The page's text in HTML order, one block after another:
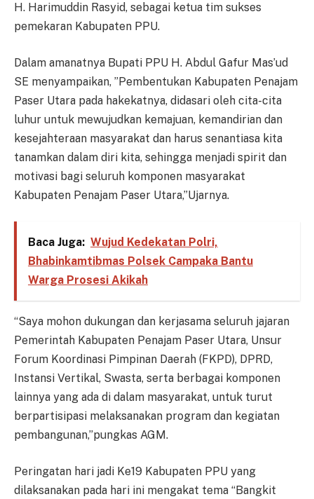
H. Harimuddin Rasyid, sebagai ketua tim sukses
pemekaran Kabupaten PPU.
Dalam amanatnya Bupati PPU H. Abdul Gafur Mas’ud
SE menyampaikan, ”Pembentukan Kabupaten Penajam
Paser Utara pada hakekatnya, didasari oleh cita-cita
luhur untuk mewujudkan kemajuan, kemandirian dan
kesejahteraan masyarakat dan harus senantiasa kita
tanamkan dalam diri kita, sehingga menjadi spirit dan
motivasi bagi seluruh komponen masyarakat
Kabupaten Penajam Paser Utara,”Ujarnya.
Baca Juga: Wujud Kedekatan Polri,
Bhabinkamtibmas Polsek Campaka Bantu
Warga Prosesi Akikah
“Saya mohon dukungan dan kerjasama seluruh jajaran
Pemerintah Kabupaten Penajam Paser Utara, Unsur
Forum Koordinasi Pimpinan Daerah (FKPD), DPRD,
Instansi Vertikal, Swasta, serta berbagai komponen
lainnya yang ada di dalam masyarakat, untuk turut
berpartisipasi melaksanakan program dan kegiatan
pembangunan,”pungkas AGM.
Peringatan hari jadi Ke19 Kabupaten PPU yang
dilaksanakan pada hari ini mengakat tema “Bangkit